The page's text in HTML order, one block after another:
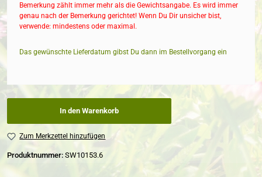
Bemerkung zählt immer mehr als die Gewichtsangabe. Es wird immer
genau nach der Bemerkung gerichtet! Wenn Du Dir unsicher bist,
verwende: mindestens oder maximal.
Das gewünschte Lieferdatum gibst Du dann im Bestellvorgang ein
In den Warenkorb
Zum Merkzettel hinzufügen
Produktnummer: SW10153.6